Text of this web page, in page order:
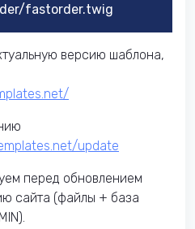
fastorder.twig
версию шаблона,
update
перед обновлением
сайта (файлы + база